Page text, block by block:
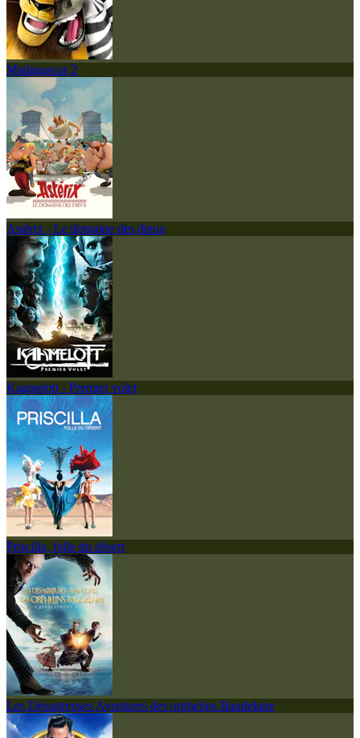
Madagascar 2
Astérix - Le domaine des dieux
Kaamelott - Premier volet
Priscilla, folle du désert
Les Désastreuses Aventures des orphelins Baudelaire